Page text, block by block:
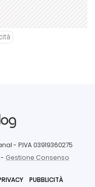
- P.IVA 03919360275
- Gestione Consenso
PUBBLICITÀ